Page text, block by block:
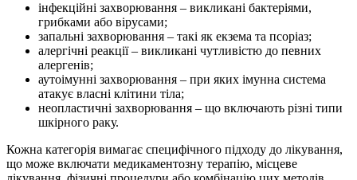
інфекційні захворювання – викликані бактеріями,
грибками або вірусами;
запальні захворювання – такі як екзема та псоріаз;
алергічні реакції – викликані чутливістю до певних
алергенів;
аутоімунні захворювання – при яких імунна система
атакує власні клітини тіла;
неопластичні захворювання – що включають різні типи
шкірного раку.
Кожна категорія вимагає специфічного підходу до лікування,
що може включати медикаментозну терапію, місцеве